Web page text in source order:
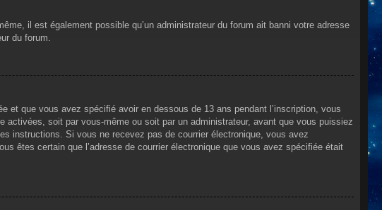
il est également possible qu’un administrateur du forum ait banni votre adresse
du forum.
et que vous avez spécifié avoir en dessous de 13 ans pendant l’inscription, vous
soit par vous-même ou soit par un administrateur, avant que vous puissiez
instructions. Si vous ne recevez pas de courrier électronique, vous avez
êtes certain que l’adresse de courrier électronique que vous avez spécifiée était